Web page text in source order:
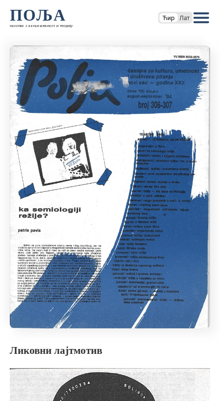
ПОЉА
часопис за књижевност и теорију
Ћир Лат
Ликовни лајтмотив